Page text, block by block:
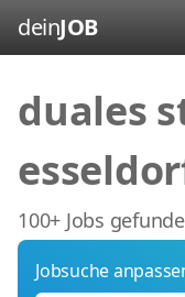
deinJOB
duales
100+ Jobs
Jobsuche